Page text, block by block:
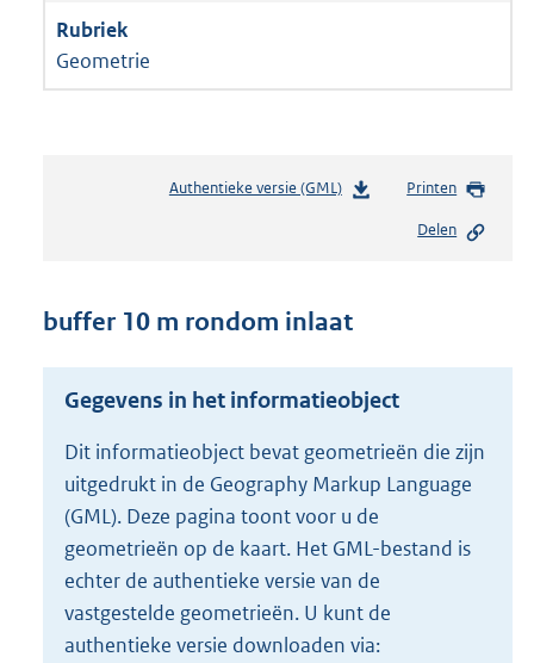
Geometrie
Authentieke versie (GML)b
n
s
r
o
t
t
e
1
,
2
Printen
Delen
buffer 10 m rondom inlaat
Gegevens in het informatieobject
Dit informatieobject bevat geometrieën die zijn
uitgedrukt in de Geography Markup Language
(GML). Deze pagina toont voor u de
geometrieën op de kaart. Het GML-bestand is
echter de authentieke versie van de
vastgestelde geometrieën. U kunt de
authentieke versie downloaden via: